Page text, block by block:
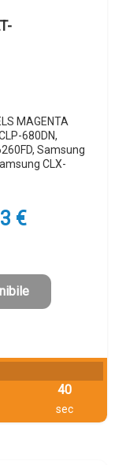
MAGENTA
680DN,
Samsung
CLX-
€.
€Il
è:
117,33 €.
39
sec